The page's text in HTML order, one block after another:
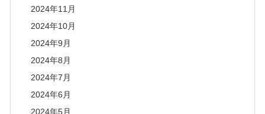
2024年11月
2024年10月
2024年9月
2024年8月
2024年7月
2024年6月
2024年5月